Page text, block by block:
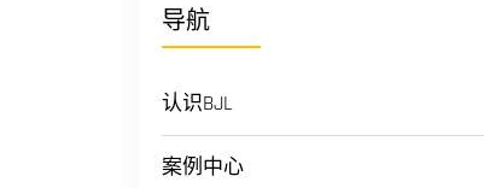
导航
认识BJL
案例中心